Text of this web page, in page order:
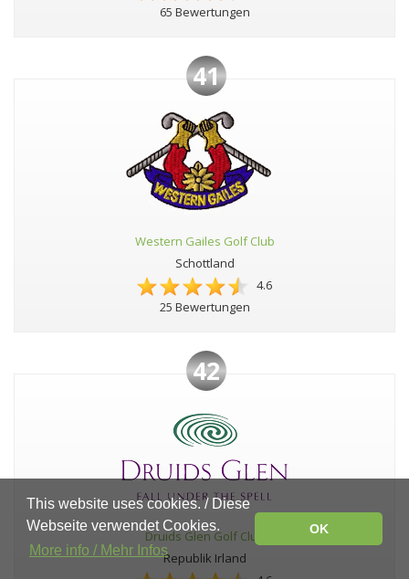
65 Bewertungen
41
Western Gailes Golf Club
Schottland
4.6
25 Bewertungen
42
Druids Glen Golf Club
Republik Irland
This website uses cookies. / Diese
Webseite verwendet Cookies.
More info / Mehr Infos
OK